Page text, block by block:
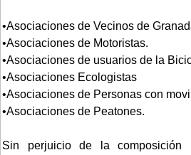
•Asociaciones de Vecinos de
•Asociaciones de Motoristas.
•Asociaciones de usuarios de la
•Asociaciones Ecologistas
•Asociaciones de Personas con
•Asociaciones de Peatones.
Sin perjuicio de la composición